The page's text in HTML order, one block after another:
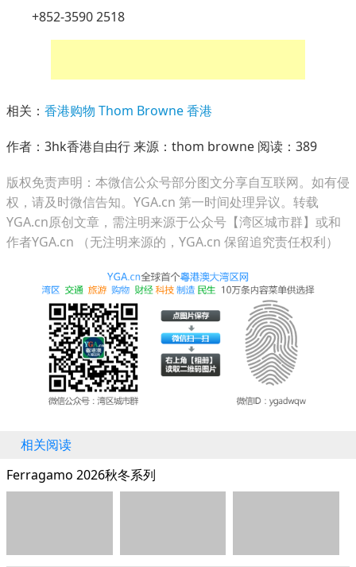
+852-3590 2518
相关： 香港购物 Thom Browne香港
作者：3hk香港自由行 来源：thom browne 阅读： 389
版权免责声明：本微信公众号部分图文分享自互联网。如有侵
权，请及时微信告知。YGA.cn 第一时间处理异议。转载
YGA.cn原创文章，需注明来源于公众号【湾区城市群】或和
作者YGA.cn （无注明来源的，YGA.cn 保留追究责任权利）
相关阅读
Ferragamo 2026秋冬系列